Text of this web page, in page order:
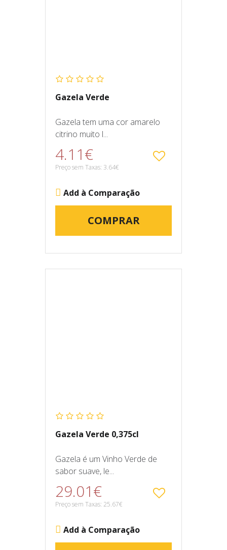
Gazela Verde
Gazela tem uma cor amarelo
citrino muito l...
4.11€
Preço sem Taxas: 3.64€
Add à Comparação
COMPRAR
Gazela Verde 0,375cl
Gazela é um Vinho Verde de
sabor suave, le...
29.01€
Preço sem Taxas: 25.67€
Add à Comparação